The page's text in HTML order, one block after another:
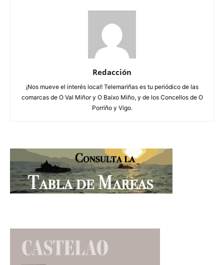
Redacción
¡Nos mueve el interés local! Telemariñas es tu periódico de las
comarcas de O Val Miñor y O Baixo Miño, y de los Concellos de O
Porriño y Vigo.